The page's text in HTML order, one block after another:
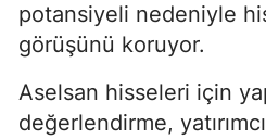
potansiyeli nedeniyle
görüşünü koruyor.
Aselsan hisseleri için
değerlendirme,